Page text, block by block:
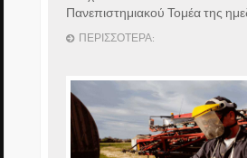
Πανεπιστημιακού Τομέα της
ΠΕΡΙΣΣΌΤΕΡΑ: